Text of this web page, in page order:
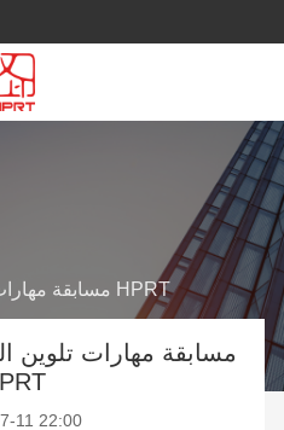
مسابقة مهارات تلوين الطباعة الرقمية لكأس HPRT
مسابقة مهارات تلوين
11 22:00